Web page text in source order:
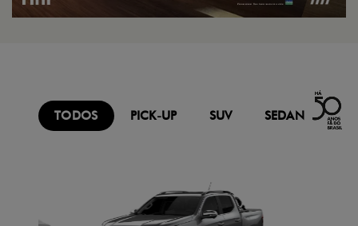
TODOS PICK-UP SUV SEDAN